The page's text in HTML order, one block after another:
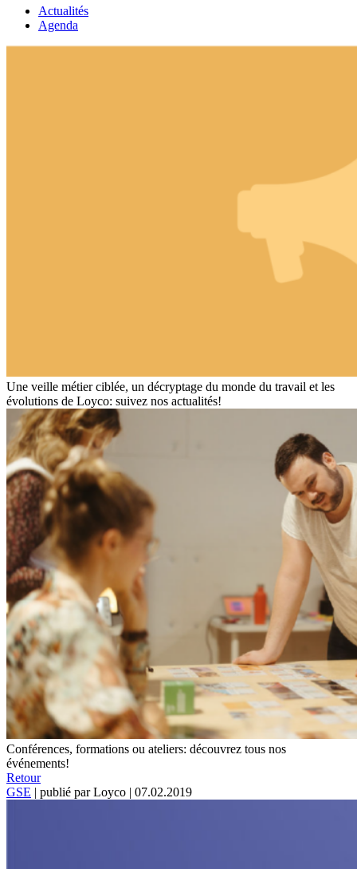
Actualités
Agenda
Une veille métier ciblée, un décryptage du monde du travail et les
évolutions de Loyco: suivez nos actualités!
Conférences, formations ou ateliers: découvrez tous nos
événements!
Retour
GSE | publié par Loyco | 07.02.2019